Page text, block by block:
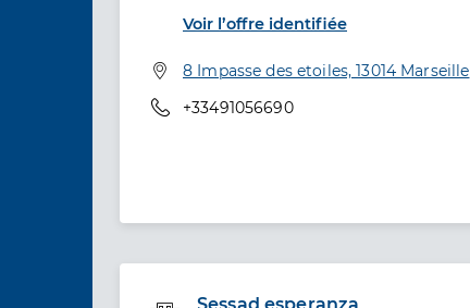
Voir l’offre identifiée
Adresse
8 Impasse des etoiles, 13014 Marseille
Téléphone
+33491056690